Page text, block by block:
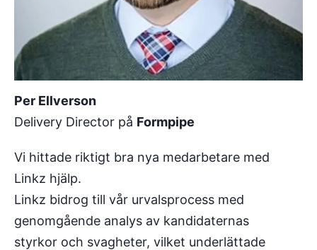
Per Ellverson
Delivery Director på Formpipe
Vi hittade riktigt bra nya medarbetare med
Linkz hjälp.
Linkz bidrog till vår urvalsprocess med
genomgående analys av kandidaternas
styrkor och svagheter, vilket underlättade